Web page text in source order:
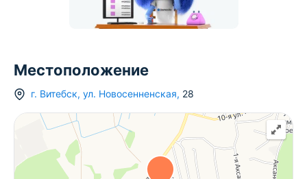
Местоположение
г. Витебск, ул. Новосенненская, 28